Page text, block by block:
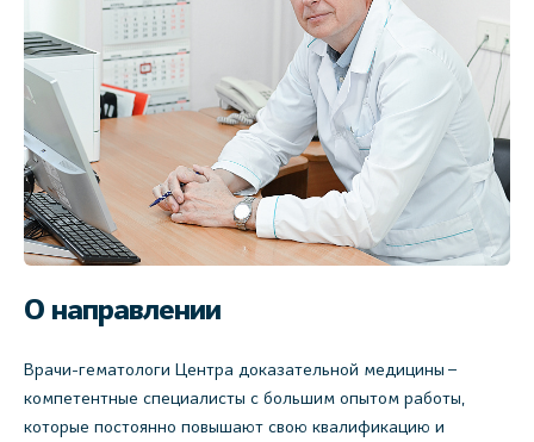
О направлении
Врачи-гематологи Центра доказательной медицины –
компетентные специалисты с большим опытом работы,
которые постоянно повышают свою квалификацию и